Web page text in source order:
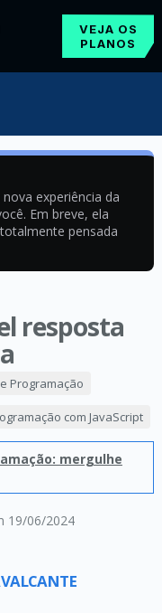
VEJA OS
PLANOS
experiência da
Em breve, ela
pensada
resposta
19/06/2024
Programação
com JavaScript
mergulhe